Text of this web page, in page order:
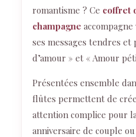
romantisme ? Ce coffret
champagne
ses messages tendres
d’amour » et « Amour
Présentées ensemble
flûtes permettent de
attention complice pour
anniversaire de couple